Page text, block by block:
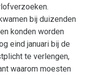
bij duizenden
konden worden
eind januari bij de
te verlengen,
waarom moesten